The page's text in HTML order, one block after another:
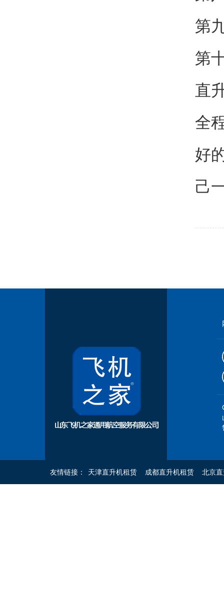
第
第
直
全
好
己
友情链接： 天津直升机租赁 成都直升机租赁 北京